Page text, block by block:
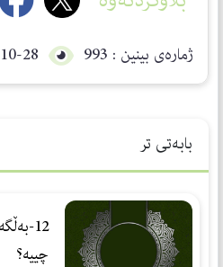
ژمارەی بینین : 993 28
بابەتی تر
12-
چییە؟